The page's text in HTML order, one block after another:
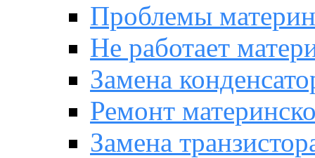
Проблемы
Не работает
Замена
Ремонт
Замена